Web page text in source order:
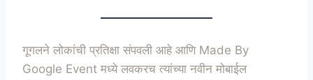
गूगलने लोकांची प्रतिक्षा संपवली आहे आणि Made By
Google Event मध्ये लवकरच त्यांच्या नवीन मोबाईल